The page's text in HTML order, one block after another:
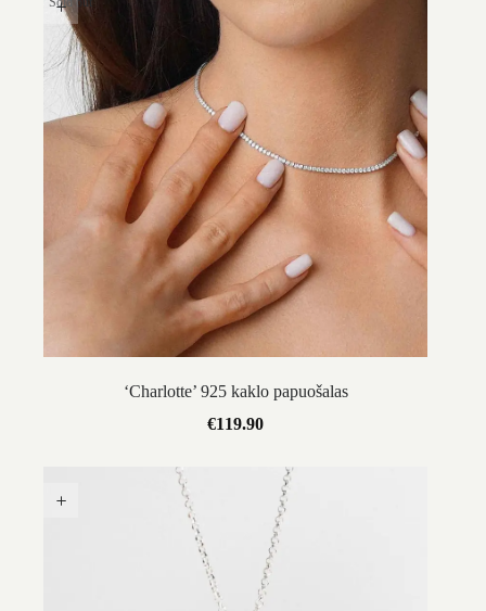
‘Charlotte’ 925 kaklo papuošalas
€119.90